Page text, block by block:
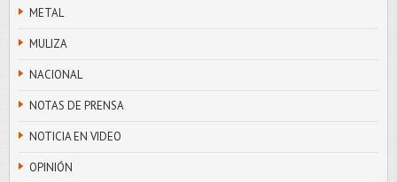
METAL
MULIZA
NACIONAL
NOTAS DE PRENSA
NOTICIA EN VIDEO
OPINIÓN